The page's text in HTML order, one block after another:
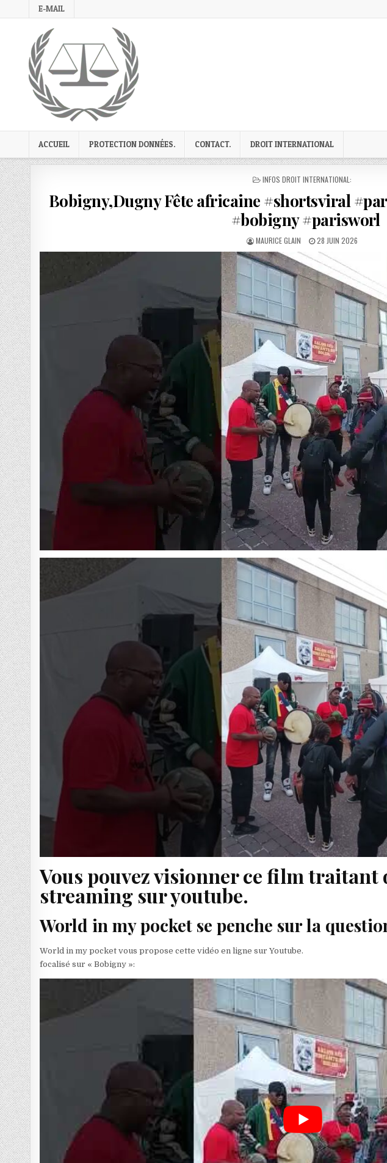
to
E-MAIL
ACCUEIL PROTECTION DONNÉES. CONTACT. DROIT INTERNATIONAL
POSTED
INFOS DROIT INTERNATIONAL:
Bobigny,Dugny Fête africaine #shortsviral
#bobigny #parisworl
AUTHOR:
MAURICE GLAIN
PUBLISHED
DATE:
28 JUIN 2026
Vous pouvez visionner ce film traitant
streaming sur youtube.
World in my pocket se penche sur la
World in my pocket vous propose cette vidéo en ligne sur Youtube.
focalisé sur « Bobigny »: